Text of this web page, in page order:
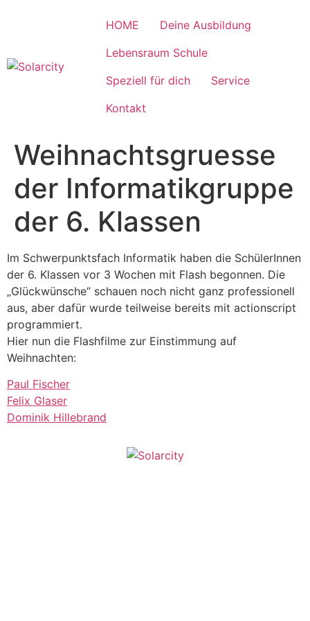
HOME
Deine Ausbildung
Lebensraum Schule
Speziell für dich
Service
Kontakt
Weihnachtsgruesse
der Informatikgruppe
der 6. Klassen
Im Schwerpunktsfach Informatik haben die SchülerInnen
der 6. Klassen vor 3 Wochen mit Flash begonnen. Die
„Glückwünsche“ schauen noch nicht ganz professionell
aus, aber dafür wurde teilweise bereits mit actionscript
programmiert.
Hier nun die Flashfilme zur Einstimmung auf
Weihnachten:
Paul Fischer
Felix Glaser
Dominik Hillebrand